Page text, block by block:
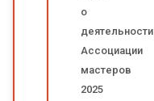
о
деятельности
Ассоциации
мастеров
2025